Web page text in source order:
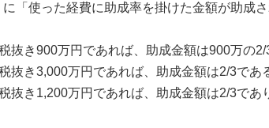
「使った経費に助成率を掛けた金額が助成
抜き900万円であれば、助成金額は900万の2/
き3,000万円であれば、助成金額は2/3であ
き1,200万円であれば、助成金額は2/3であ